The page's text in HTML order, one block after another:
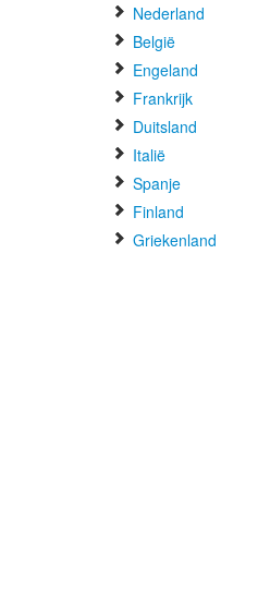
Nederland
België
Engeland
Frankrijk
Duitsland
Italië
Spanje
Finland
Griekenland